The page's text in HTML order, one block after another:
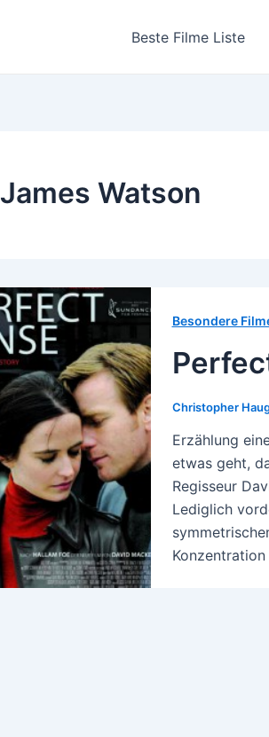
Beste Filme Liste
James Watson
Besondere
Christopher
Erzählung
etwas geht,
Regisseur
Lediglich